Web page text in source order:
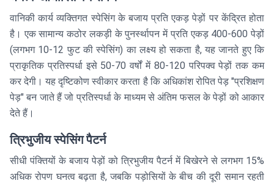
वानिकी कार्य व्यक्तिगत स्पेसिंग के बजाय प्रति एकड़ पेड़ों पर केंद्रित होता
है। एक सामान्य कठोर लकड़ी के पुनर्स्थापन में प्रति एकड़ 400-600 पेड़ों
(लगभग 10-12 फुट की स्पेसिंग) का लक्ष्य हो सकता है, यह जानते हुए कि
प्राकृतिक प्रतिस्पर्धा इसे 50-70 वर्षों में 80-120 परिपक्व पेड़ों तक कम
कर देगी। यह दृष्टिकोण स्वीकार करता है कि अधिकांश रोपित पेड़ "प्रशिक्षण
पेड़" बन जाते हैं जो प्रतिस्पर्धा के माध्यम से अंतिम फसल के पेड़ों को आकार
देते हैं।
त्रिभुजीय स्पेसिंग पैटर्न
सीधी पंक्तियों के बजाय पेड़ों को त्रिभुजीय पैटर्न में बिखेरने से लगभग 15%
अधिक रोपण घनत्व बढ़ता है, जबकि पड़ोसियों के बीच की दूरी समान रहती